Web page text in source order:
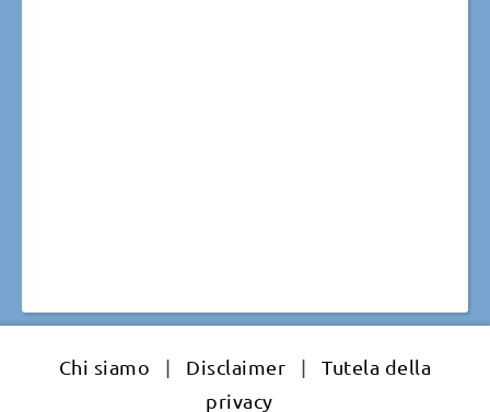
Chi siamo | Disclaimer |
Tutela della
privacy